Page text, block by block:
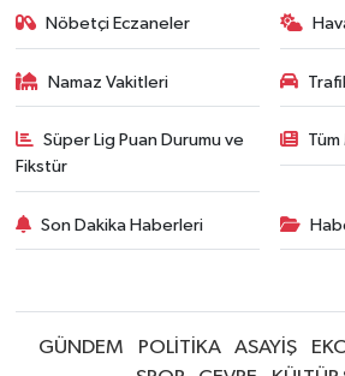
Nöbetçi Eczaneler
Namaz Vakitleri
Süper Lig Puan Durumu ve
Fikstür
Son Dakika Haberleri
GÜNDEM POLİTİKA ASAYİŞ